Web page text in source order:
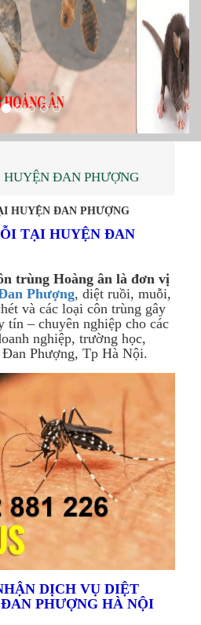
ĐAN PHƯỢNG
HUYỆN ĐAN PHƯỢNG
TẠI HUYỆN ĐAN
trùng Hoàng ân là đơn vị
Phượng, diệt ruồi, muỗi,
và các loại côn trùng gây
tín – chuyên nghiệp cho các
nghiệp, trường học,
Phượng, Tp Hà Nội.
DỊCH VỤ DIỆT
PHƯỢNG HÀ NỘI